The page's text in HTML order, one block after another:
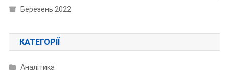
Березень 2022
КАТЕГОРІЇ
Аналітика